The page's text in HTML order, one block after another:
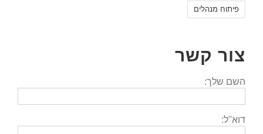
פיתוח מנהלים
צור קשר
השם שלך:
דוא''ל: